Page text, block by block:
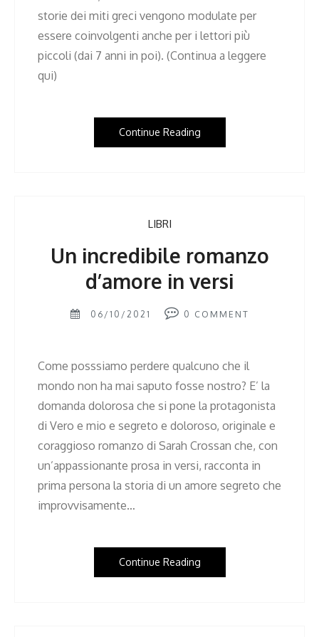
storie dei miti greci vengono modulate per
essere coinvolgenti anche per i lettori più
piccoli (dai 7 anni in poi). (Continua a leggere
qui)
Continue Reading
LIBRI
Un incredibile romanzo
d’amore in versi
06/10/2021 0 COMMENT
Come posssiamo perdere qualcuno che il
mondo non ha mai saputo fosse nostro? E’ la
domanda dolorosa che si pone la protagonista
di Vero e mio e segreto e doloroso, originale e
coraggioso romanzo di Sarah Crossan che, con
un’appassionante prosa in versi, racconta in
prima persona la storia di un amore segreto che
improvvisamente…
Continue Reading